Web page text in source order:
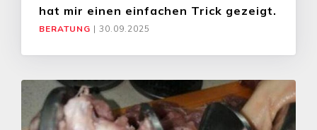
hat mir einen einfachen Trick gezeigt.
BERATUNG | 30.09.2025